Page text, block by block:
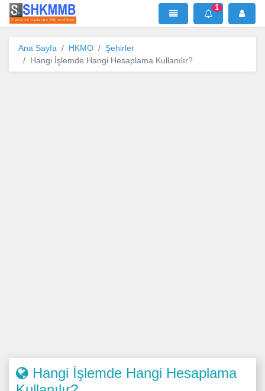
SHKMMB MenÜ Mesaj
1
Ana Sayfa HKMO
Şehirler
Hangi İşlemde Hangi Hesaplama Kullanılır?
Hangi İşlemde Hangi Hesaplama